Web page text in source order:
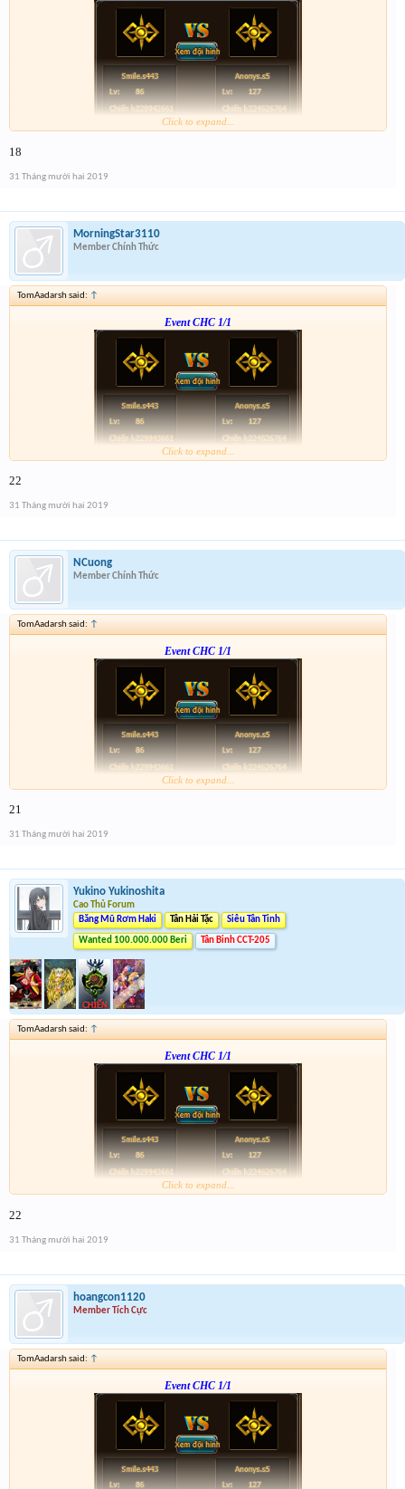
Click to expand...
18
31 Tháng mười hai 2019
MorningStar3110
Member Chính Thức
TomAadarsh said: ↑
Event CHC 1/1
Click to expand...
22
31 Tháng mười hai 2019
NCuong
Member Chính Thức
TomAadarsh said: ↑
Event CHC 1/1
Click to expand...
21
31 Tháng mười hai 2019
Yukino Yukinoshita
Cao Thủ Forum
Băng Mũ Rơm Haki
Tân Hải Tặc Siêu Tân Tinh
Wanted 100.000.000 Beri Tân Binh CCT-205
TomAadarsh said: ↑
Event CHC 1/1
Click to expand...
22
31 Tháng mười hai 2019
hoangcon1120
Member Tích Cực
TomAadarsh said: ↑
Event CHC 1/1